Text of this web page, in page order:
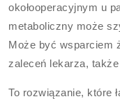
okołooperacyjnym u
metaboliczny może
Może być wsparciem
zaleceń lekarza,
To rozwiązanie, które